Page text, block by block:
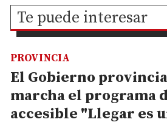
Te puede interesar
El Gobierno
marcha el programa
accesible "Llegar es
PROVINCIA